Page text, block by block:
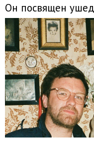
Он посвящен